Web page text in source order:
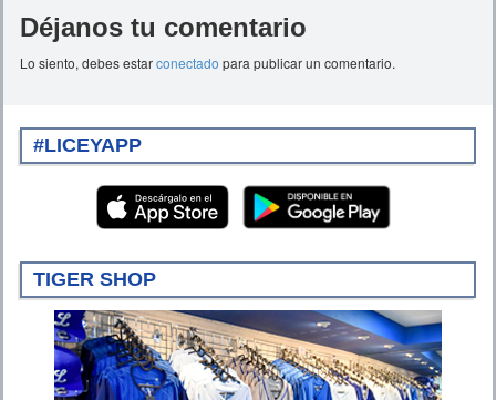
Déjanos tu comentario
Lo siento, debes estarconectado para publicar un comentario.
#LICEYAPP
TIGER SHOP